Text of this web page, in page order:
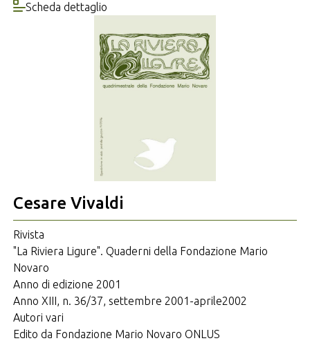
Scheda dettaglio
Cesare Vivaldi
Rivista
"La Riviera Ligure". Quaderni della Fondazione Mario
Novaro
Anno di edizione 2001
Anno XIII, n. 36/37, settembre 2001-aprile2002
Autori vari
Edito da Fondazione Mario Novaro ONLUS